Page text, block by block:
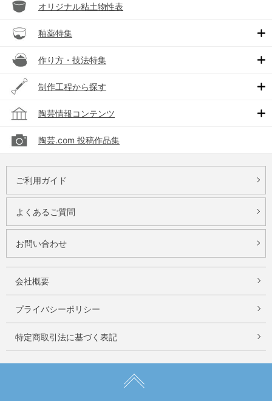
オリジナル粘土物性表
釉薬特集
作り方・技法特集
制作工程から探す
陶芸情報コンテンツ
陶芸.com 投稿作品集
ご利用ガイド
よくあるご質問
お問い合わせ
会社概要
プライバシーポリシー
特定商取引法に基づく表記